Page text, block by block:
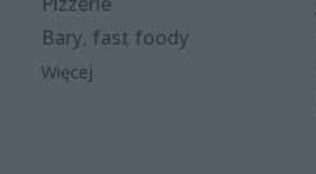
Bary, fast foody
Więcej